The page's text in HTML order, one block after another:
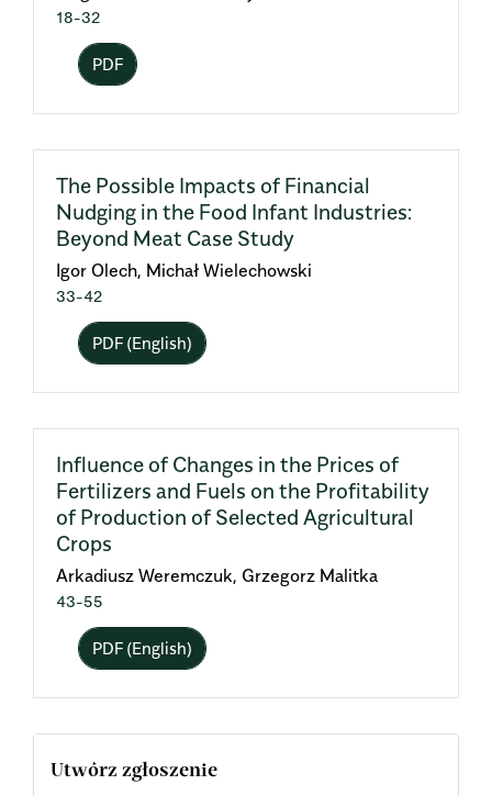
18-32
PDF
The Possible Impacts of Financial
Nudging in the Food Infant Industries:
Beyond Meat Case Study
Igor Olech, Michał Wielechowski
33-42
PDF (English)
Influence of Changes in the Prices of
Fertilizers and Fuels on the Profitability
of Production of Selected Agricultural
Crops
Arkadiusz Weremczuk, Grzegorz Malitka
43-55
PDF (English)
Utwórz zgłoszenie